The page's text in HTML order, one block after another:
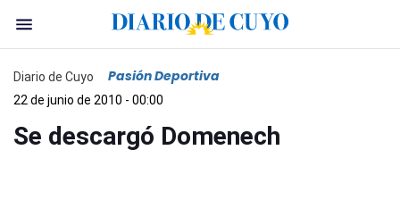
Diario de Cuyo Pasión Deportiva
22 de junio de 2010 - 00:00
Se descargó Domenech